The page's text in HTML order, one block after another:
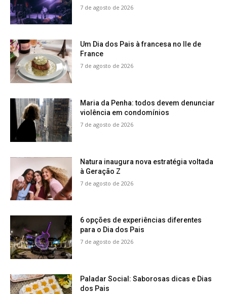
7 de agosto de 2026
Um Dia dos Pais à francesa no Ile de
France
7 de agosto de 2026
Maria da Penha: todos devem denunciar
violência em condomínios
7 de agosto de 2026
Natura inaugura nova estratégia voltada
à Geração Z
7 de agosto de 2026
6 opções de experiências diferentes
para o Dia dos Pais
7 de agosto de 2026
Paladar Social: Saborosas dicas e Dias
dos Pais